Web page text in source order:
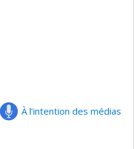
À l’intention des médias